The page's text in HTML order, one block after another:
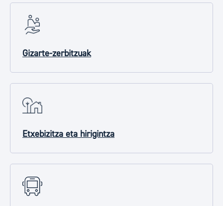
Gizarte-zerbitzuak
Etxebizitza eta hirigintza